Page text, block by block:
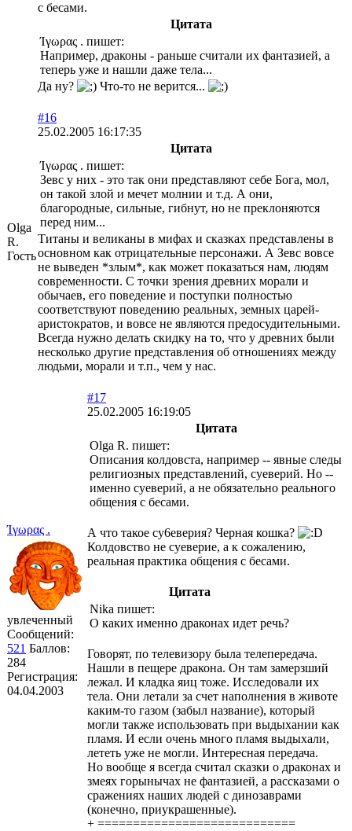
с бесами.
Цитата
Ίγωρας . пишет:
Например, драконы - раньше считали их фантазией, а
теперь уже и нашли даже тела...
Да ну?
Что-то не верится...
Olga
R.
Гость
#16
25.02.2005 16:17:35
Цитата
Ίγωρας . пишет:
Зевс у них - это так они представляют себе Бога, мол,
он такой злой и мечет молнии и т.д. А они,
благородные, сильные, гибнут, но не преклоняются
перед ним...
Титаны и великаны в мифах и сказках представлены в
основном как отрицательные персонажи. А Зевс вовсе
не выведен *злым*, как может показаться нам, людям
современности. С точки зрения древних морали и
обычаев, его поведение и поступки полностью
соответствуют поведению реальных, земных царей-
аристократов, и вовсе не являются предосудительными.
Всегда нужно делать скидку на то, что у древних были
несколько другие представления об отношениях между
людьми, морали и т.п., чем у нас.
Ίγωρας .
увлеченный
Сообщений:
521 Баллов:
284
Регистрация:
04.04.2003
#17
25.02.2005 16:19:05
Цитата
Olga R. пишет:
Описания колдовста, например -- явные следы
религиозных представлений, суеверий. Но --
именно суеверий, а не обязательно реального
общения с бесами.
А что такое су6еверия? Черная кошка?
Колдовство не суеверие, а к сожалению,
реальная практика общения с бесами.
Цитата
Nika пишет:
О каких именно драконах идет речь?
Говорят, по телевизору была телепередача.
Нашли в пещере дракона. Он там замерзший
лежал. И кладка яиц тоже. Исследовали их
тела. Они летали за счет наполнения в животе
каким-то газом (забыл название), который
могли также использовать при выдыхании как
пламя. И если очень много пламя выдыхали,
лететь уже не могли. Интересная передача.
Но вообще я всегда считал сказки о драконах и
змеях горынычах не фантазией, а рассказами о
сражениях наших людей с динозаврами
(конечно, приукрашенные).
+ ============================